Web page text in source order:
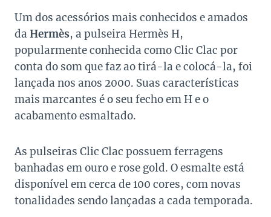
Um dos acessórios mais conhecidos e amados
da Hermès, a pulseira Hermès H,
popularmente conhecida como Clic Clac por
conta do som que faz ao tirá-la e colocá-la, foi
lançada nos anos 2000. Suas características
mais marcantes é o seu fecho em H e o
acabamento esmaltado.
As pulseiras Clic Clac possuem ferragens
banhadas em ouro e rose gold. O esmalte está
disponível em cerca de 100 cores, com novas
tonalidades sendo lançadas a cada temporada.